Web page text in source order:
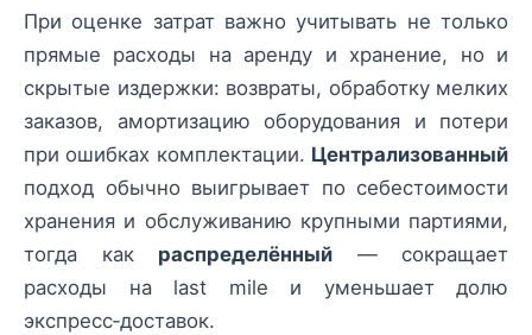
При оценке затрат важно учитывать не только
прямые расходы на аренду и хранение, но и
скрытые издержки: возвраты, обработку мелких
заказов, амортизацию оборудования и потери
при ошибках комплектации. Централизованный
подход обычно выигрывает по себестоимости
хранения и обслуживанию крупными партиями,
тогда как распределённый — сокращает
расходы на last mile и уменьшает долю
экспресс‑доставок.